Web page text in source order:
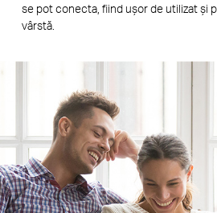
se pot conecta, fiind ușor de utilizat și
vârstă.